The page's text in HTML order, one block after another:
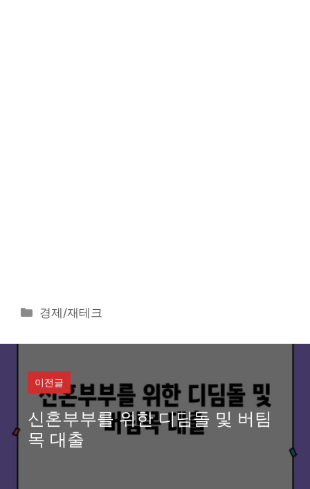
카
고
경제/재테크
이전글
신혼부부를 위한 디딤돌 및 버팀
목 대출